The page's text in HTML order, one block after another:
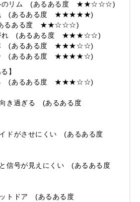
ルのリム (あるある度 ★★☆☆☆)
色 (あるある度 ★★★★★)
るある度 ★★☆☆☆)
がれ (あるある度 ★★★☆☆)
本 (あるある度 ★★★☆☆)
ー (あるある度 ★★★★☆)
】
る (あるある度 ★★★☆☆)
向き過ぎる (あるある度
イドがさせにくい (あるある度
信号が見えにくい (あるある度
ットドア (あるある度